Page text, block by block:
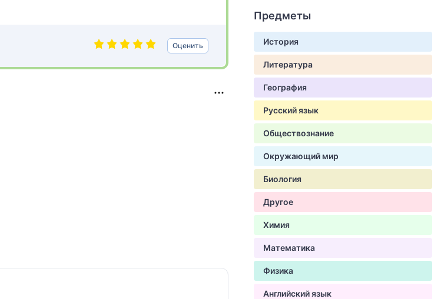
Оценить
Предметы
История
Литература
География
Русский язык
Обществознание
Окружающий мир
Биология
Другое
Химия
Математика
Физика
Английский язык